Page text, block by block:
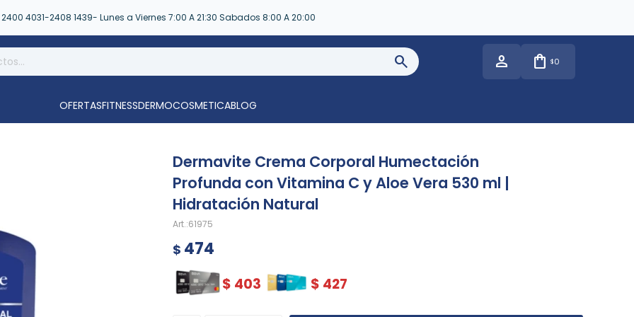
2400 4031-2408 1439- Lunes a Viernes 7:00 A 21:30 Sabados 8:00 A 20:00
$0
OFERTASFITNESSDERMOCOSMETICABLOG
Dermavite Crema Corporal Humectación
Profunda con Vitamina C y Aloe Vera 530 ml |
Hidratación Natural
61975
$ 474
$ 403 $ 427